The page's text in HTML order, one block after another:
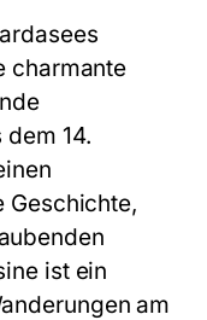
charmante
14.
Geschichte,
ist ein
am